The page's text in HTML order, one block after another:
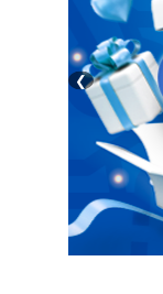
❮